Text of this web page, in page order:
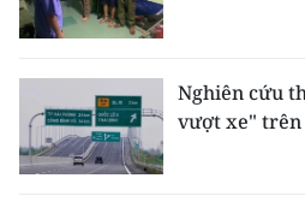
Nghiên cứu
vượt xe" trên